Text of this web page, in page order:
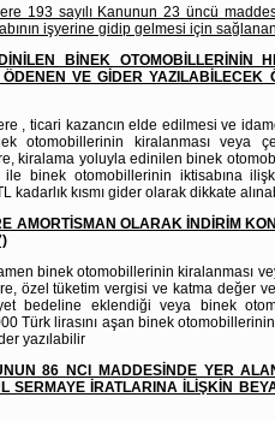
193 sayılı Kanunun 23 üncü
işyerine gidip gelmesi için
BİNEK
VE GİDER
, ticari kazancın elde edilmesi ve
otomobillerinin kiralanması veya
kiralama yoluyla edinilen binek
ile binek otomobillerinin iktisabına
kadarlık kısmı gider olarak dikkate
AMORTİSMAN OLARAK İNDİRİM
binek otomobillerinin kiralanması
özel tüketim vergisi ve katma değer
bedeline eklendiği veya binek
Türk lirasını aşan binek
yazılabilir
86 NCI MADDESİNDE YER
SERMAYE İRATLARINA İLİŞKİN